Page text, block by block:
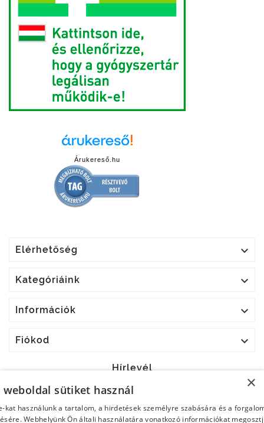
Árukereső.hu
Elérhetőség 
Kategóriáink 
Információk 
Fiókod 
Hírlevél
×
weboldal sütiket használ
kat használunk a tartalom, a hirdetések személyre szabására és a
Webhelyünk Ön általi használatára vonatkozó információkat